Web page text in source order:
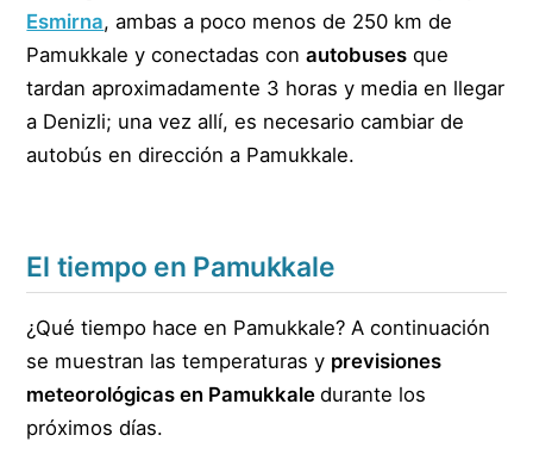
Esmirna, ambas a poco menos de 250 km de
Pamukkale y conectadas conautobuses que
tardan aproximadamente 3 horas y media en llegar
a Denizli; una vez allí, es necesario cambiar de
autobús en dirección a Pamukkale.
El tiempo en Pamukkale
¿Qué tiempo hace en Pamukkale? A continuación
se muestran las temperaturas y previsiones
meteorológicas en Pamukkaledurante los
próximos días.